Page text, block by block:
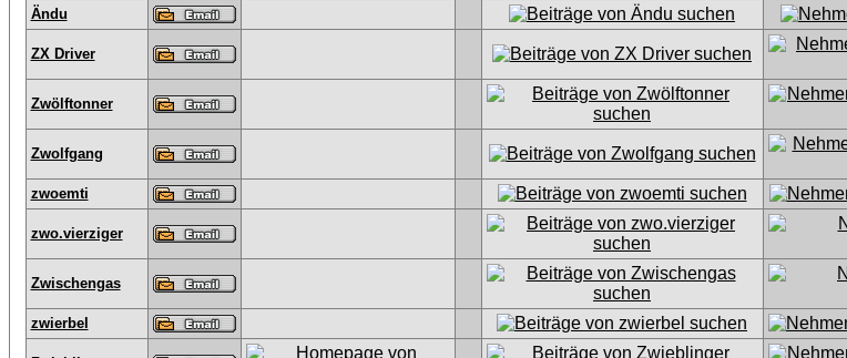
Ändu
ZX Driver
Zwölftonner
Zwolfgang
zwoemti
zwo.vierziger
Zwischengas
zwierbel